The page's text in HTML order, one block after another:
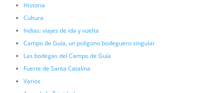
Historia
Cultura
Indias: viajes de ida y vuelta
Campo de Guía, un polígono bodeguero singular
Las bodegas del Campo de Guía
Fuerte de Santa Catalina
Varios